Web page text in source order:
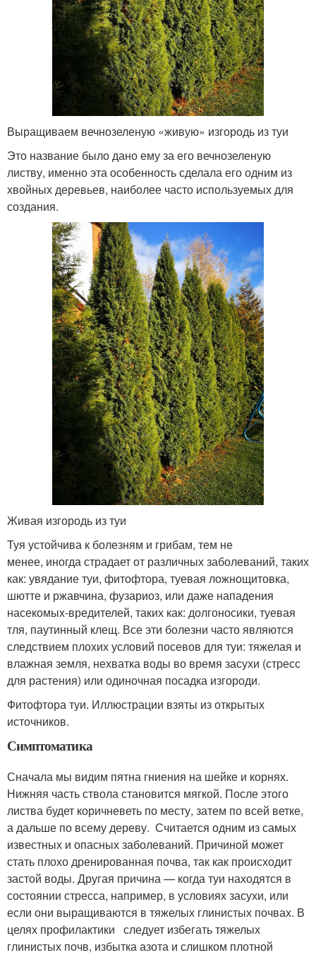
Выращиваем вечнозеленую «живую» изгородь из туи
Это название было дано ему за его вечнозеленую
листву, именно эта особенность сделала его одним из
хвойных деревьев, наиболее часто используемых для
создания.
Живая изгородь из туи
Туя устойчива к болезням и грибам, тем не
менее, иногда страдает от различных заболеваний, таких
как: увядание туи, фитофтора, туевая ложнощитовка,
шютте и ржавчина, фузариоз, или даже нападения
насекомых-вредителей, таких как: долгоносики, туевая
тля, паутинный клещ. Все эти болезни часто являются
следствием плохих условий посевов для туи: тяжелая и
влажная земля, нехватка воды во время засухи (стресс
для растения) или одиночная посадка изгороди.
Фитофтора туи. Иллюстрации взяты из открытых
источников.
Симптоматика
Сначала мы видим пятна гниения на шейке и корнях.
Нижняя часть ствола становится мягкой. После этого
листва будет коричневеть по месту, затем по всей ветке,
а дальше по всему дереву. Считается одним из самых
известных и опасных заболеваний. Причиной может
стать плохо дренированная почва, так как происходит
застой воды. Другая причина — когда туи находятся в
состоянии стресса, например, в условиях засухи, или
если они выращиваются в тяжелых глинистых почвах. В
целях профилактики следует избегать тяжелых
глинистых почв, избытка азота и слишком плотной